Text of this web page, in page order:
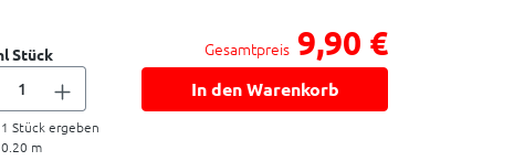
Stück
1 Stück ergeben
0.20 m
Gesamtpreis 9,90 €
In den Warenkorb